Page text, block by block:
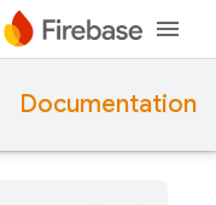
Documentation